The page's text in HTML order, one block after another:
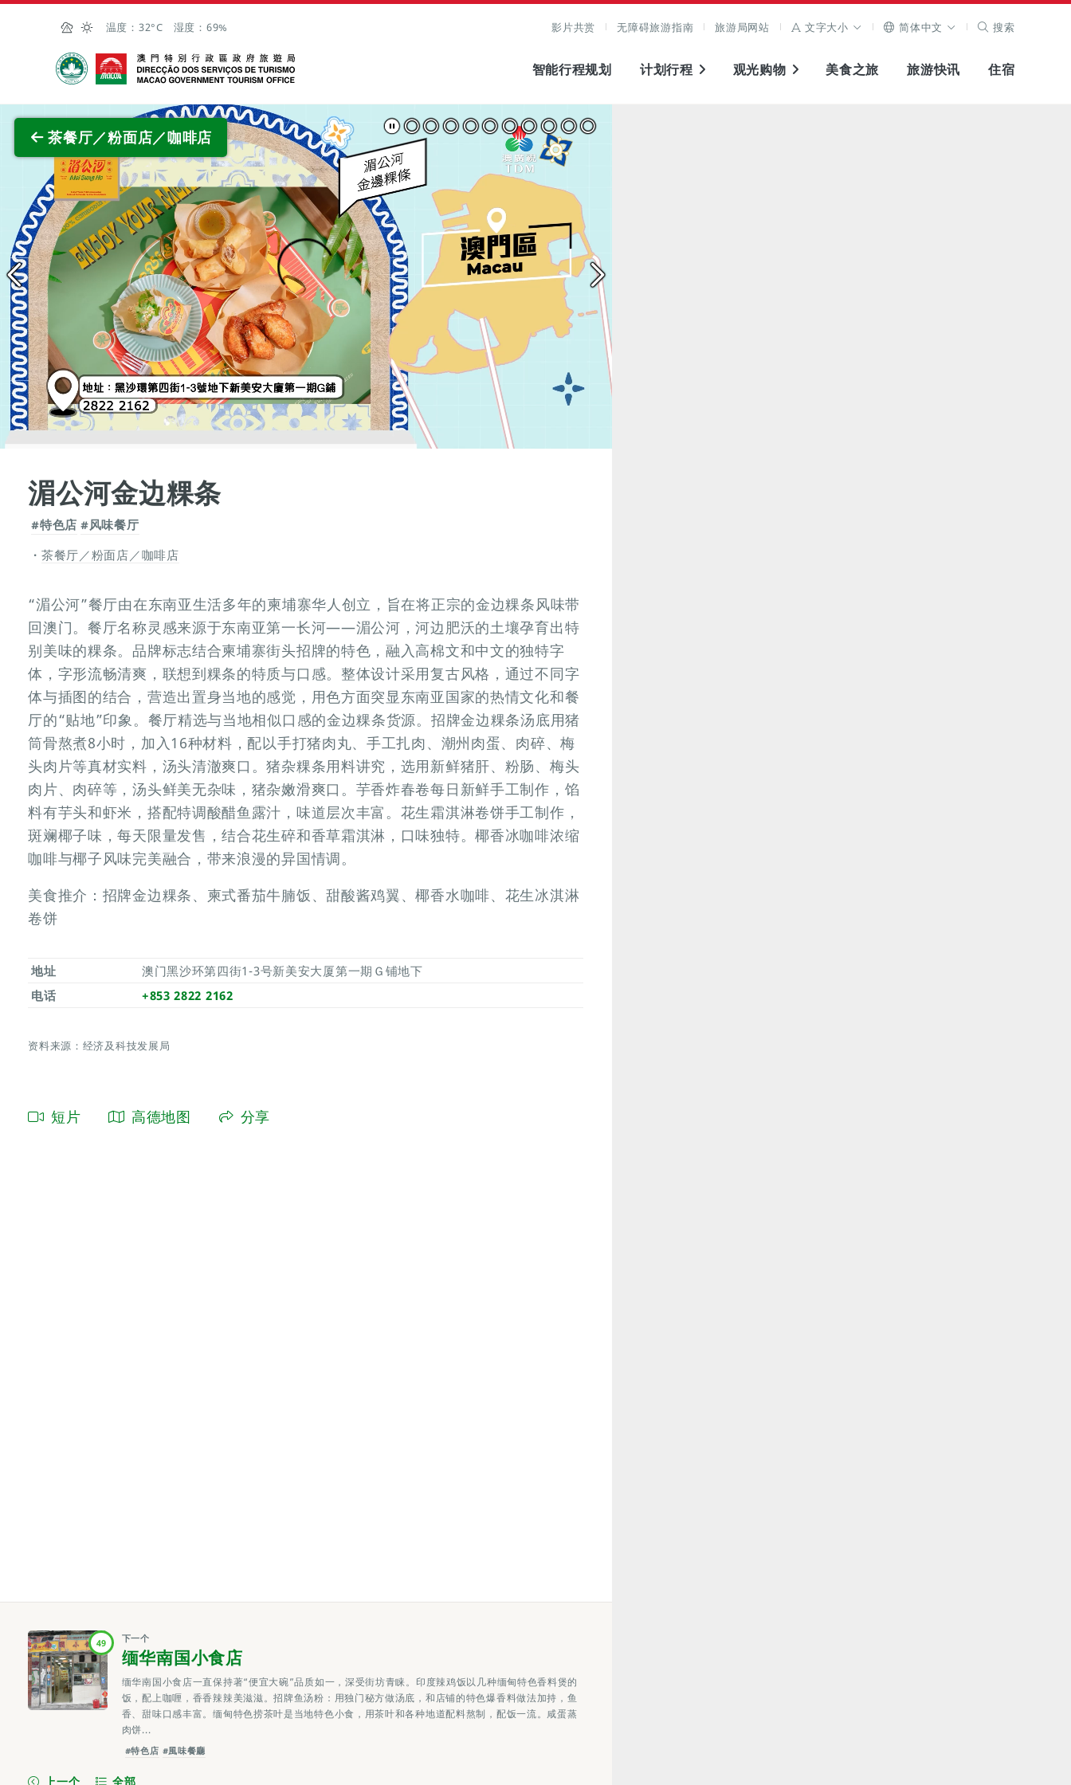
跳至主内容
温度： 32°C 湿度： 69% 影片共赏 无障碍旅游指南 旅游局网站 文字大小 简体中文 搜索
澳门特别行政区政府旅游局
智能行程规划 计划行程 观光购物 美食之旅 旅游快讯 住宿
茶餐厅／粉面店／咖啡店
湄公河金边粿条
#特色店 #风味餐厅
茶餐厅／粉面店／咖啡店
“湄公河”餐厅由在东南亚生活多年的柬埔寨华人创立，旨在将正宗的金边粿条风味带
回澳门。餐厅名称灵感来源于东南亚第一长河——湄公河，河边肥沃的土壤孕育出特
别美味的粿条。品牌标志结合柬埔寨街头招牌的特色，融入高棉文和中文的独特字
体，字形流畅清爽，联想到粿条的特质与口感。整体设计采用复古风格，通过不同字
体与插图的结合，营造出置身当地的感觉，用色方面突显东南亚国家的热情文化和餐
厅的“贴地”印象。餐厅精选与当地相似口感的金边粿条货源。招牌金边粿条汤底用猪
筒骨熬煮8小时，加入16种材料，配以手打猪肉丸、手工扎肉、潮州肉蛋、肉碎、梅
头肉片等真材实料，汤头清澈爽口。猪杂粿条用料讲究，选用新鲜猪肝、粉肠、梅头
肉片、肉碎等，汤头鲜美无杂味，猪杂嫩滑爽口。芋香炸春卷每日新鲜手工制作，馅
料有芋头和虾米，搭配特调酸醋鱼露汁，味道层次丰富。花生霜淇淋卷饼手工制作，
斑斓椰子味，每天限量发售，结合花生碎和香草霜淇淋，口味独特。椰香冰咖啡浓缩
咖啡与椰子风味完美融合，带来浪漫的异国情调。
美食推介：招牌金边粿条、柬式番茄牛腩饭、甜酸酱鸡翼、椰香水咖啡、花生冰淇淋
卷饼
地址
澳门黑沙环第四街1-3号新美安大厦第一期Ｇ铺地下
电话
+853 2822 2162
资料来源：经济及科技发展局
短片 高德地图 分享
49 下一个
缅华南国小食店
缅华南国小食店一直保持著“便宜大碗”品质如一，深受街坊青睐。印度辣鸡饭以几种缅甸特色香料煲的
饭，配上咖喱，香香辣辣美滋滋。招牌鱼汤粉：用独门秘方做汤底，和店铺的特色爆香料做法加持，鱼
香、甜味口感丰富。缅甸特色捞茶叶是当地特色小食，用茶叶和各种地道配料熬制，配饭一流。咸蛋蒸
肉饼...
#特色店 #風味餐廳
上一个 全部